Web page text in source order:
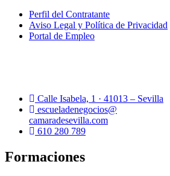
Perfil del Contratante
Aviso Legal y Política de Privacidad
Portal de Empleo
Calle Isabela, 1 · 41013 – Sevilla
escueladenegocios@
camaradesevilla.com
610 280 789
Formaciones